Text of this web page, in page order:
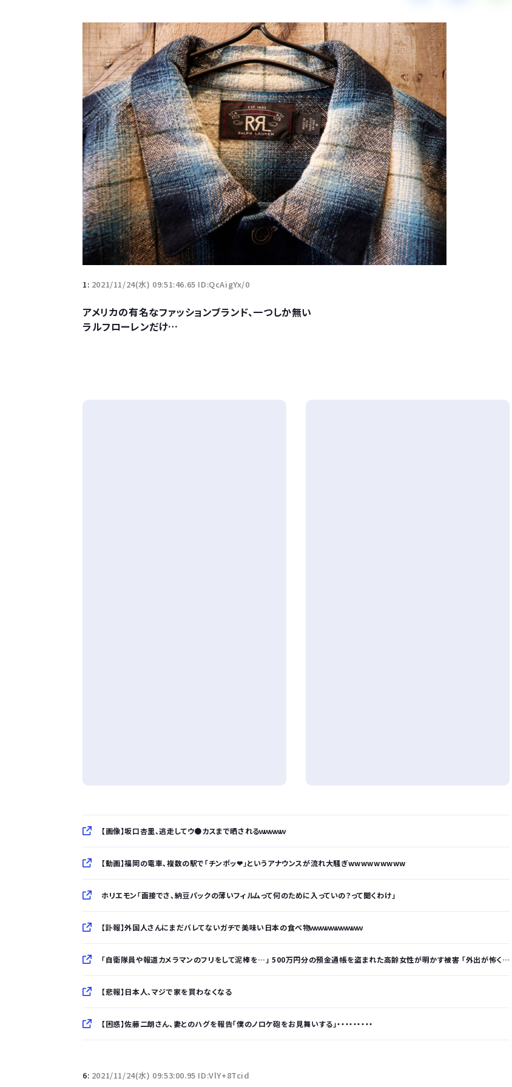
1: 2021/11/24(水) 09:51:46.65 ID:QcAigYx/0
アメリカの有名なファッションブランド、一つしか無い
ラルフローレンだけ…
【画像】坂口杏里、逃走してウ●カスまで晒されるｗｗｗｗｗ
【動画】福岡の電車、複数の駅で「チンポッ❤」というアナウンスが流れ大騒ぎwwwwwwwww
ホリエモン「面接でさ、納豆パックの薄いフィルムって何のために入っていの？って聞くわけ」
【訃報】外国人さんにまだバレてないガチで美味い日本の食べ物ｗｗｗｗｗｗｗｗｗｗ
「自衛隊員や報道カメラマンのフリをして泥棒を…」 500万円分の預金通帳を盗まれた高齢女性が明かす被害 「外出が怖くなり、避難所にも行けない」
【悲報】日本人、マジで家を買わなくなる
【困惑】佐藤二朗さん、妻とのハグを報告「僕のノロケ砲をお見舞いする」・・・・・・・・・
6: 2021/11/24(水) 09:53:00.95 ID:VlY+8Tcid